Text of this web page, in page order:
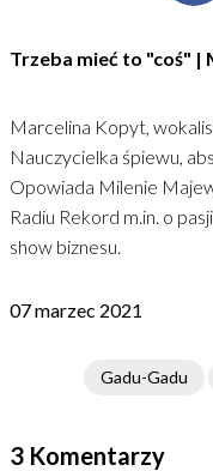
Trzeba mieć to "coś" |
Marcelina Kopyt,
Nauczycielka śpiewu,
Opowiada Milenie
Radiu Rekord m.in. o
show biznesu.
07 marzec 2021
Gadu-Gadu
3 Komentarzy